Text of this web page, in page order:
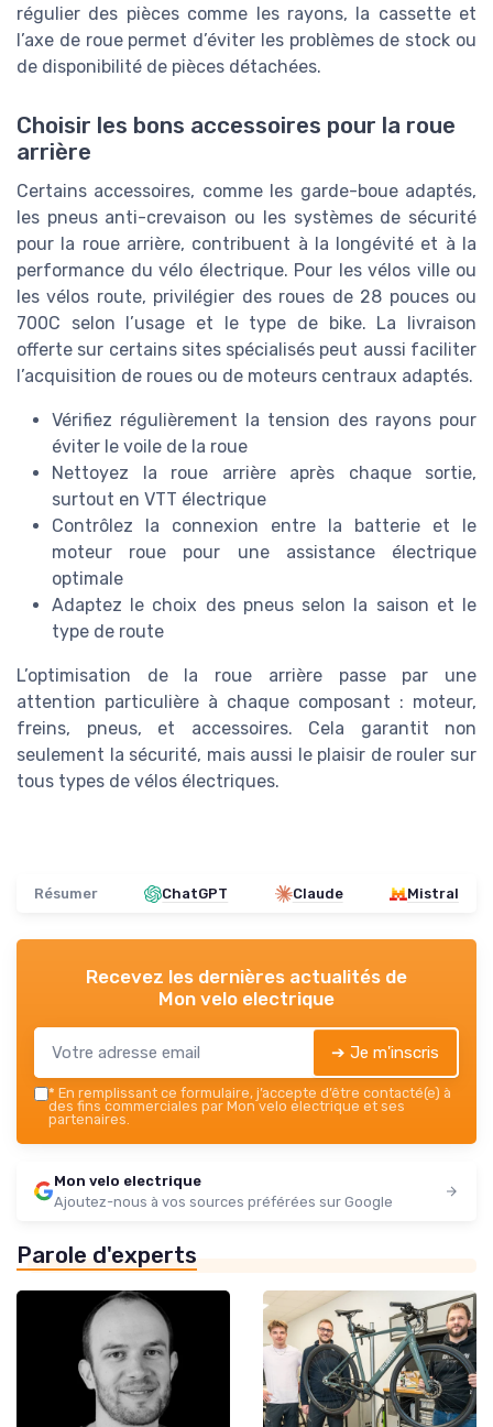
régulier des pièces comme les rayons, la cassette et
l’axe de roue permet d’éviter les problèmes de stock ou
de disponibilité de pièces détachées.
Choisir les bons accessoires pour la roue
arrière
Certains accessoires, comme les garde-boue adaptés,
les pneus anti-crevaison ou les systèmes de sécurité
pour la roue arrière, contribuent à la longévité et à la
performance du vélo électrique. Pour les vélos ville ou
les vélos route, privilégier des roues de 28 pouces ou
700C selon l’usage et le type de bike. La livraison
offerte sur certains sites spécialisés peut aussi faciliter
l’acquisition de roues ou de moteurs centraux adaptés.
Vérifiez régulièrement la tension des rayons pour
éviter le voile de la roue
Nettoyez la roue arrière après chaque sortie,
surtout en VTT électrique
Contrôlez la connexion entre la batterie et le
moteur roue pour une assistance électrique
optimale
Adaptez le choix des pneus selon la saison et le
type de route
L’optimisation de la roue arrière passe par une
attention particulière à chaque composant : moteur,
freins, pneus, et accessoires. Cela garantit non
seulement la sécurité, mais aussi le plaisir de rouler sur
tous types de vélos électriques.
Résumer ChatGPT Claude Mistral
Recevez les dernières actualités de
Mon velo electrique
➔ Je m'inscris
* En remplissant ce formulaire, j’accepte d’être contacté(e) à
des fins commerciales par Mon velo electrique et ses
partenaires.
Mon velo electrique
Ajoutez-nous à vos sources préférées sur Google
Parole d'experts